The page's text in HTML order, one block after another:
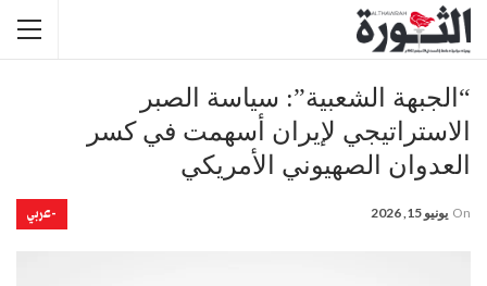
“الجبهة الشعبية”: سياسة الصبر
الاستراتيجي لإيران أسهمت في كسر
العدوان الصهيوني الأمريكي
-عربي On يونيو 15, 2026